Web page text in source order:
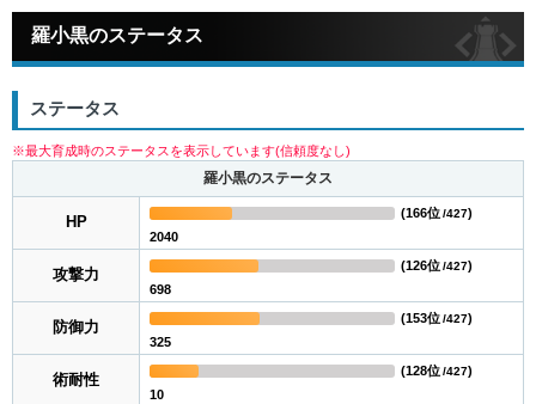
羅小黒のステータス
ステータス
※最大育成時のステータスを表示しています(信頼度なし)
羅小黒のステータス
HP
2040
(166位/427)
攻撃力
698
(126位/427)
防御力
325
(153位/427)
術耐性
10
(128位/427)